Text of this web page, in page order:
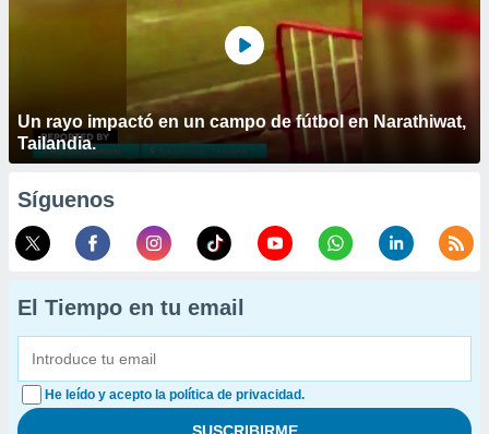
Un rayo impactó en un campo de fútbol en Narathiwat,
Tailandia.
Síguenos
El Tiempo en tu email
He leído y acepto la política de privacidad.